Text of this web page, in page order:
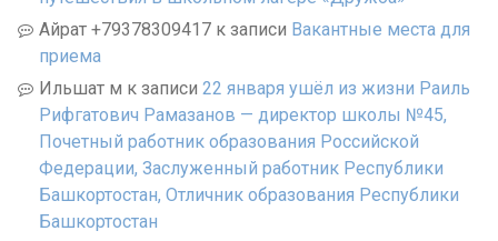
Айрат +79378309417 к записи Вакантные места для
приема
Ильшат м к записи 22 января ушёл из жизни Раиль
Рифгатович Рамазанов — директор школы №45,
Почетный работник образования Российской
Федерации, Заслуженный работник Республики
Башкортостан, Отличник образования Республики
Башкортостан